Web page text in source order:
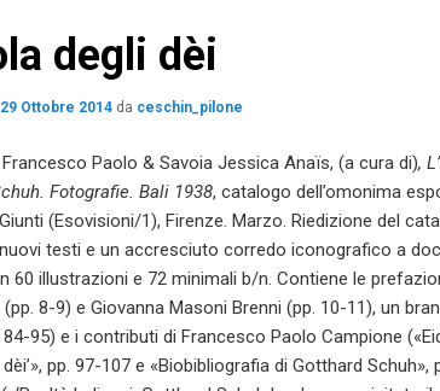
degli dèi
29 Ottobre 2014 da ceschin_pilone
Paolo & Savoia Jessica Anaïs, (a cura di),
Fotografie. Bali 1938, catalogo dell’omonima
(Esovisioni/1), Firenze. Marzo. Riedizione del
testi e un accresciuto corredo iconografico a
60 illustrazioni e 72 minimali b/n. Contiene le
8-9) e Giovanna Masoni Brenni (pp. 10-11), un
84-95) e i contributi di Francesco Paolo Campione
dèi’», pp. 97-107 e «Biobibliografia di Gotthard Schuh»,